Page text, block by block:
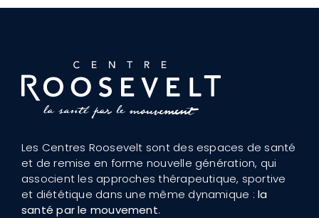
Les Centres Roosevelt sont des espaces de santé
et de remise en forme nouvelle génération, qui
associent les approches thérapeutique, sportive
et diététique dans une même dynamique : la
santé par le mouvement.